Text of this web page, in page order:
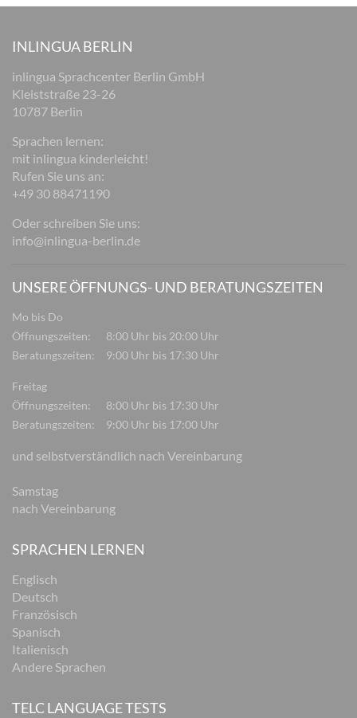
INLINGUA BERLIN
inlingua Sprachcenter Berlin GmbH
Kleiststraße 23-26
10787 Berlin
Sprachen lernen:
mit inlingua kinderleicht!
Rufen Sie uns an:
+49 30 88471190
Oder schreiben Sie uns:
info@inlingua-berlin.de
UNSERE ÖFFNUNGS- UND BERATUNGSZEITEN
Mo bis Do
Öffnungszeiten:
8:00 Uhr bis 20:00 Uhr
Beratungszeiten:
9:00 Uhr bis 17:30 Uhr
Freitag
Öffnungszeiten:
8:00 Uhr bis 17:30 Uhr
Beratungszeiten:
9:00 Uhr bis 17:00 Uhr
und selbstverständlich nach Vereinbarung
Samstag
nach Vereinbarung
SPRACHEN LERNEN
Englisch
Deutsch
Französisch
Spanisch
Italienisch
Andere Sprachen
TELC LANGUAGE TESTS